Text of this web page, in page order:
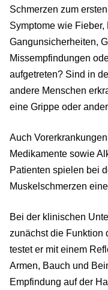
Schmerzen zum
Symptome wie
Gangunsicherheiten,
Missempfindungen
aufgetreten? Sind in
andere Menschen
eine Grippe oder
Auch
Medikamente sowie
Patienten spielen bei
Muskelschmerzen
Bei der klinischen
zunächst die Funktion
testet er mit einem
Armen, Bauch und
Empfindung auf der